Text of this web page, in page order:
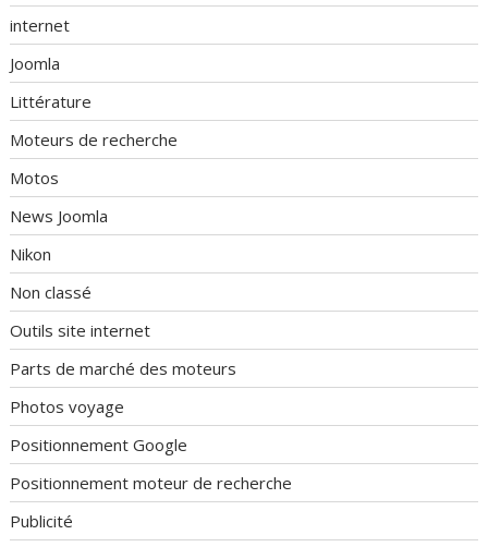
internet
Joomla
Littérature
Moteurs de recherche
Motos
News Joomla
Nikon
Non classé
Outils site internet
Parts de marché des moteurs
Photos voyage
Positionnement Google
Positionnement moteur de recherche
Publicité